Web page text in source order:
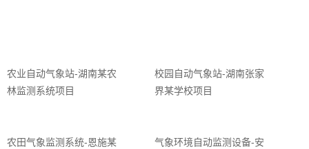
农业自动气象站-湖南某农
林监测系统项目
校园自动气象站-湖南张家
界某学校项目